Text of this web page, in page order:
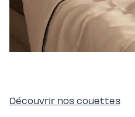
Découvrir nos couettes